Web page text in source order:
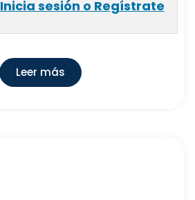
Inicia sesión o Regístrate
Leer más